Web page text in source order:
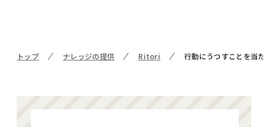
トップ ナレッジの提供 Ritori 行動にうつすことを当